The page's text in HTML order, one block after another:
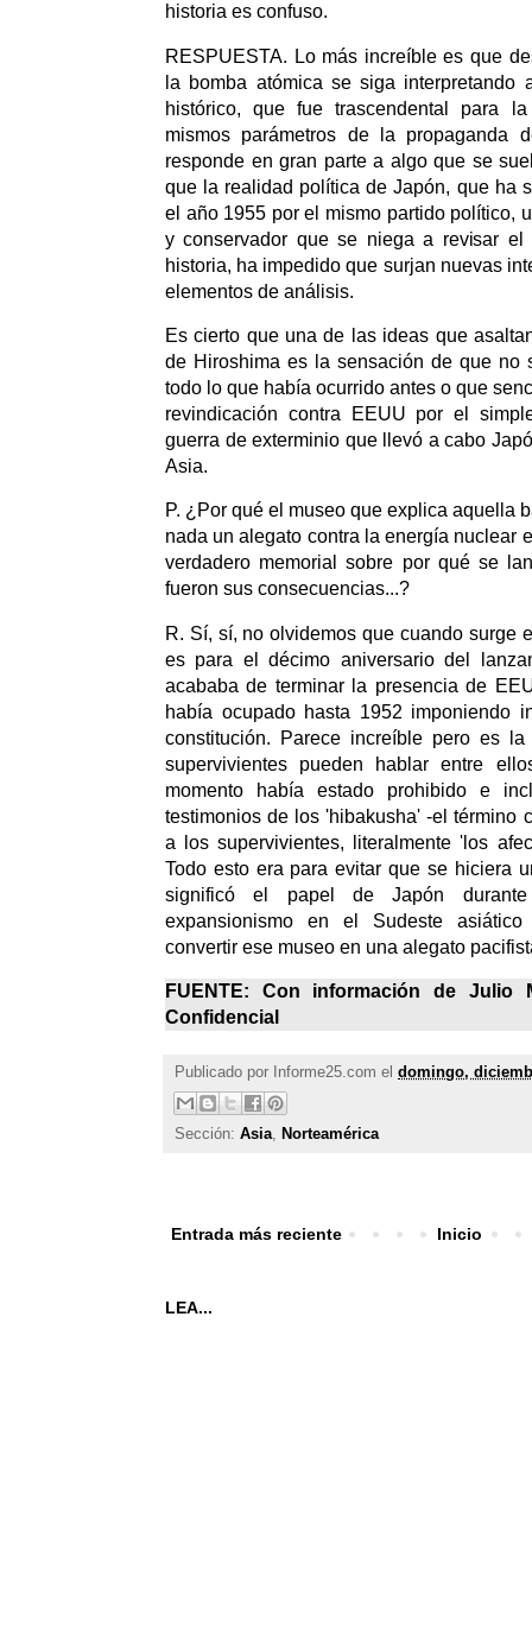
historia es confuso.
RESPUESTA. Lo más increíble es que
la bomba atómica se siga interpretando
histórico, que fue trascendental para
mismos parámetros de la propaganda
responde en gran parte a algo que se
que la realidad política de Japón, que ha
el año 1955 por el mismo partido político,
y conservador que se niega a revisar
historia, ha impedido que surjan nuevas
elementos de análisis.
Es cierto que una de las ideas que
de Hiroshima es la sensación de que no
todo lo que había ocurrido antes o que
revindicación contra EEUU por el
guerra de exterminio que llevó a cabo
Asia.
P. ¿Por qué el museo que explica aquella
nada un alegato contra la energía nuclear
verdadero memorial sobre por qué se
fueron sus consecuencias...?
R. Sí, sí, no olvidemos que cuando surge
es para el décimo aniversario del
acababa de terminar la presencia de
había ocupado hasta 1952 imponiendo
constitución. Parece increíble pero es
supervivientes pueden hablar entre
momento había estado prohibido e
testimonios de los 'hibakusha' -el término
a los supervivientes, literalmente 'los
Todo esto era para evitar que se hiciera
significó el papel de Japón
expansionismo en el Sudeste
convertir ese museo en una alegato
FUENTE: Con información de Julio
Confidencial
Publicado por Informe25.com el domingo,
Sección: Asia, Norteamérica
Entrada más reciente Inicio
LEA...